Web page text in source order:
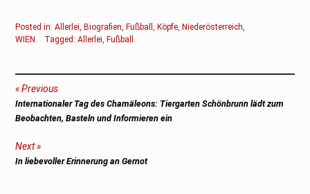
Posted in:Allerlei,Biografien,Fußball,Köpfe,Niederösterreich,
WIEN. Tagged:Allerlei,Fußball .
Beitragsnavigation
Previous
Previous
post:
Internationaler Tag des Chamäleons: Tiergarten Schönbrunn lädt zum
Beobachten, Basteln und Informieren ein
Next
Next
In liebevoller Erinnerung an Gernot